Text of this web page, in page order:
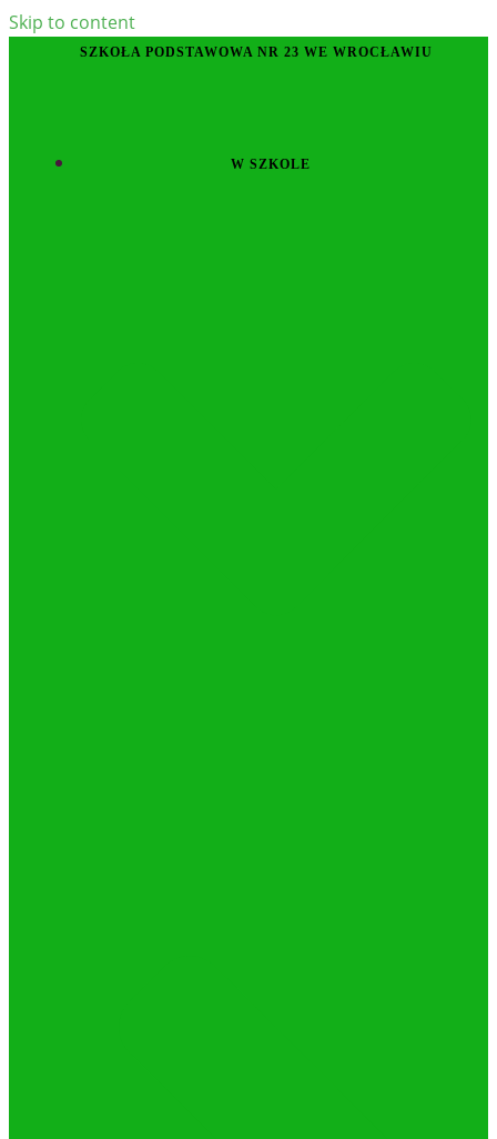
Skip to content
SZKOŁA PODSTAWOWA NR 23 WE WROCŁAWIU
W SZKOLE